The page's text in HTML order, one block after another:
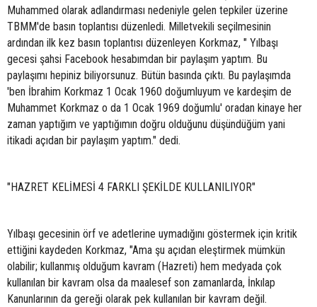
Muhammed olarak adlandırması nedeniyle gelen tepkiler üzerine
TBMM'de basın toplantısı düzenledi. Milletvekili seçilmesinin
ardından ilk kez basın toplantısı düzenleyen Korkmaz, " Yılbaşı
gecesi şahsi Facebook hesabımdan bir paylaşım yaptım. Bu
paylaşımı hepiniz biliyorsunuz. Bütün basında çıktı. Bu paylaşımda
'ben İbrahim Korkmaz 1 Ocak 1960 doğumluyum ve kardeşim de
Muhammet Korkmaz o da 1 Ocak 1969 doğumlu' oradan kinaye her
zaman yaptığım ve yaptığımın doğru olduğunu düşündüğüm yani
itikadi açıdan bir paylaşım yaptım." dedi.
"HAZRET KELİMESİ 4 FARKLI ŞEKİLDE KULLANILIYOR"
Yılbaşı gecesinin örf ve adetlerine uymadığını göstermek için kritik
ettiğini kaydeden Korkmaz, "Ama şu açıdan eleştirmek mümkün
olabilir; kullanmış olduğum kavram (Hazreti) hem medyada çok
kullanılan bir kavram olsa da maalesef son zamanlarda, İnkılap
Kanunlarının da gereği olarak pek kullanılan bir kavram değil.